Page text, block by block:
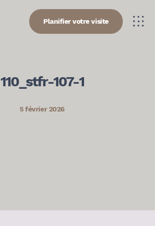
Planifier votre visite
110_stfr-107-1
5 février 2026